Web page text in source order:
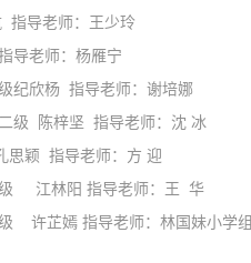
老师：王少玲
老师：杨雁宁
欣杨 指导老师：谢培娜
陈梓坚 指导老师：沈 冰
颖 指导老师：方 迎
江林阳 指导老师：王 华
许芷嫣 指导老师：林国妹小学组